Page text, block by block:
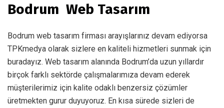
Bodrum Web Tasarım
Bodrum web tasarım firması arayışlarınız devam ediyorsa
TPKmedya olarak sizlere en kaliteli hizmetleri sunmak için
buradayız. Web tasarım alanında Bodrum’da uzun yıllardır
birçok farklı sektörde çalışmalarımıza devam ederek
müşterilerimiz için kalite odaklı benzersiz çözümler
üretmekten gurur duyuyoruz. En kısa sürede sizleri de